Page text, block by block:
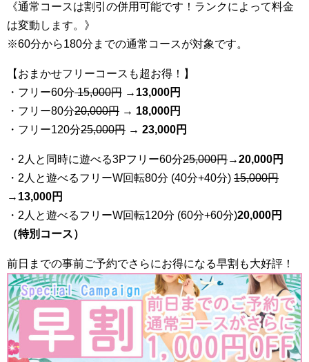
《通常コースは割引の併用可能です！ランクによって料金
は変動します。》
※60分から180分までの通常コースが対象です。
【おまかせフリーコースも超お得！】
・フリー60分15,000円 → 13,000円
・フリー80分20,000円 → 18,000円
・フリー120分25,000円 → 23,000円
・2人と同時に遊べる3Pフリー60分25,000円→20,000円
・2人と遊べるフリーW回転80分 (40分+40分) 15,000円
→ 13,000円
・2人と遊べるフリーW回転120分 (60分+60分)20,000円
（特別コース）
前日までの事前ご予約でさらにお得になる早割も大好評！